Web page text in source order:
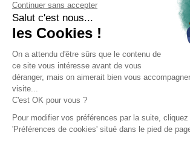
L'Appli Phox
A propos de Phox
Services et garanties
Continuer sans accepter
Salut c'est nous...
les Cookies !
On a attendu d'être sûrs que le contenu de
ce site vous intéresse avant de vous
déranger, mais on aimerait bien vous
visite...
C'est OK pour vous ?
Pour modifier vos préférences par la suite,
'Préférences de cookies' situé dans le pied de